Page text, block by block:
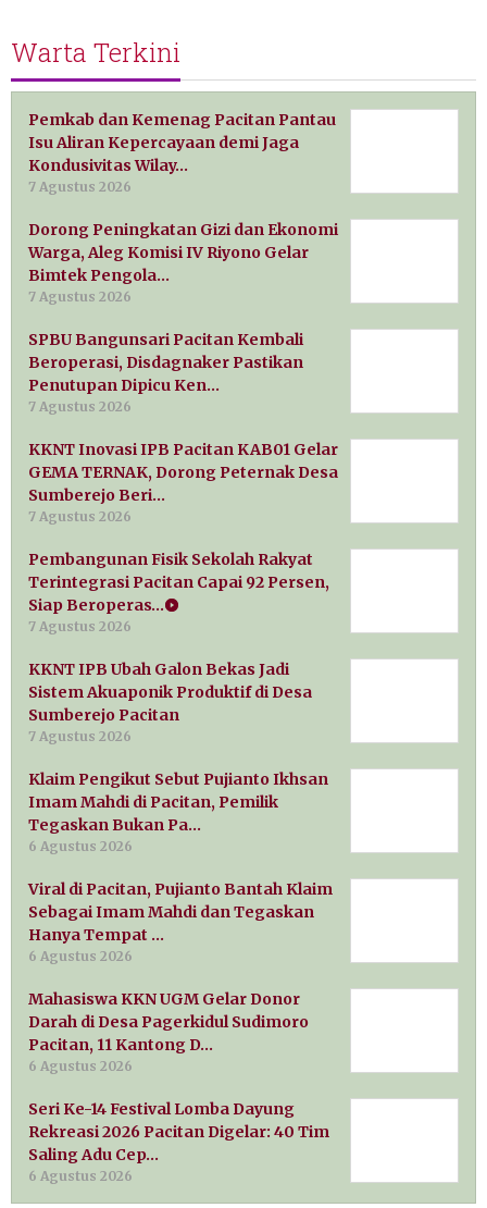
Warta Terkini
Pemkab dan Kemenag Pacitan Pantau
Isu Aliran Kepercayaan demi Jaga
Kondusivitas Wilay…
7 Agustus 2026
Dorong Peningkatan Gizi dan Ekonomi
Warga, Aleg Komisi IV Riyono Gelar
Bimtek Pengola…
7 Agustus 2026
SPBU Bangunsari Pacitan Kembali
Beroperasi, Disdagnaker Pastikan
Penutupan Dipicu Ken…
7 Agustus 2026
KKNT Inovasi IPB Pacitan KAB01 Gelar
GEMA TERNAK, Dorong Peternak Desa
Sumberejo Beri…
7 Agustus 2026
Pembangunan Fisik Sekolah Rakyat
Terintegrasi Pacitan Capai 92 Persen,
Siap Beroperas…
7 Agustus 2026
KKNT IPB Ubah Galon Bekas Jadi
Sistem Akuaponik Produktif di Desa
Sumberejo Pacitan
7 Agustus 2026
Klaim Pengikut Sebut Pujianto Ikhsan
Imam Mahdi di Pacitan, Pemilik
Tegaskan Bukan Pa…
6 Agustus 2026
Viral di Pacitan, Pujianto Bantah Klaim
Sebagai Imam Mahdi dan Tegaskan
Hanya Tempat …
6 Agustus 2026
Mahasiswa KKN UGM Gelar Donor
Darah di Desa Pagerkidul Sudimoro
Pacitan, 11 Kantong D…
6 Agustus 2026
Seri Ke-14 Festival Lomba Dayung
Rekreasi 2026 Pacitan Digelar: 40 Tim
Saling Adu Cep…
6 Agustus 2026